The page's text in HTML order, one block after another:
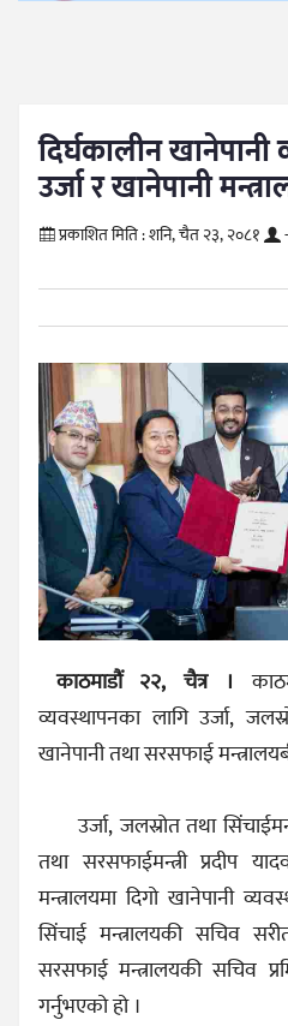
दिर्घकालीन
उर्जा र खानेपानी
प्रकाशित मिति :शनि, चैत २३, २०८१
काठमाडौं २२, चैत्र ।
व्यवस्थापनका लागि उर्जा,
खानेपानी तथा सरसफाई
उर्जा, जलस्रोत तथा
तथा सरसफाईमन्त्री प्रदीप
मन्त्रालयमा दिगो खानेपानी
सिंचाई मन्त्रालयकी सचिव
सरसफाई मन्त्रालयकी सचिव
गर्नुभएको हो ।